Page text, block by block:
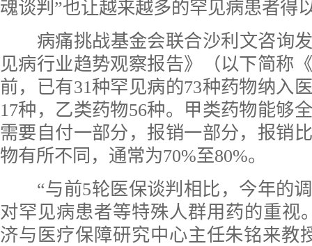
魂谈判”也让越来越多的罕见病患者得
病痛挑战基金会联合沙利文咨询发
见病行业趋势观察报告》（以下简称
前，已有31种罕见病的73种药物纳入
17种，乙类药物56种。甲类药物能够
需要自付一部分，报销一部分，报销
物有所不同，通常为70%至80%。
“与前5轮医保谈判相比，今年的调
对罕见病患者等特殊人群用药的重视
济与医疗保障研究中心主任朱铭来教